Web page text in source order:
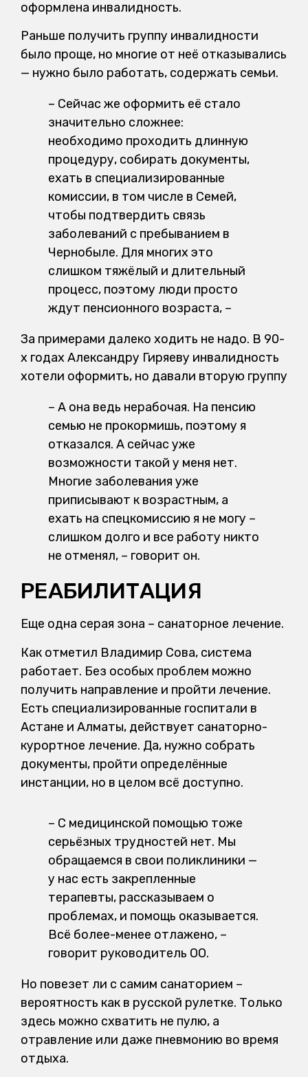
оформлена инвалидность.
Раньше получить группу инвалидности
было проще, но многие от неё отказывались
— нужно было работать, содержать семьи.
– Сейчас же оформить её стало
значительно сложнее:
необходимо проходить длинную
процедуру, собирать документы,
ехать в специализированные
комиссии, в том числе в Семей,
чтобы подтвердить связь
заболеваний с пребыванием в
Чернобыле. Для многих это
слишком тяжёлый и длительный
процесс, поэтому люди просто
ждут пенсионного возраста, –
За примерами далеко ходить не надо. В 90-
х годах Александру Гиряеву инвалидность
хотели оформить, но давали вторую группу
– А она ведь нерабочая. На пенсию
семью не прокормишь, поэтому я
отказался. А сейчас уже
возможности такой у меня нет.
Многие заболевания уже
приписывают к возрастным, а
ехать на спецкомиссию я не могу –
слишком долго и все работу никто
не отменял, – говорит он.
РЕАБИЛИТАЦИЯ
Еще одна серая зона – санаторное лечение.
Как отметил Владимир Сова, система
работает. Без особых проблем можно
получить направление и пройти лечение.
Есть специализированные госпитали в
Астане и Алматы, действует санаторно-
курортное лечение. Да, нужно собрать
документы, пройти определённые
инстанции, но в целом всё доступно.
– С медицинской помощью тоже
серьёзных трудностей нет. Мы
обращаемся в свои поликлиники —
у нас есть закрепленные
терапевты, рассказываем о
проблемах, и помощь оказывается.
Всё более-менее отлажено, –
говорит руководитель ОО.
Но повезет ли с самим санаторием –
вероятность как в русской рулетке. Только
здесь можно схватить не пулю, а
отравление или даже пневмонию во время
отдыха.